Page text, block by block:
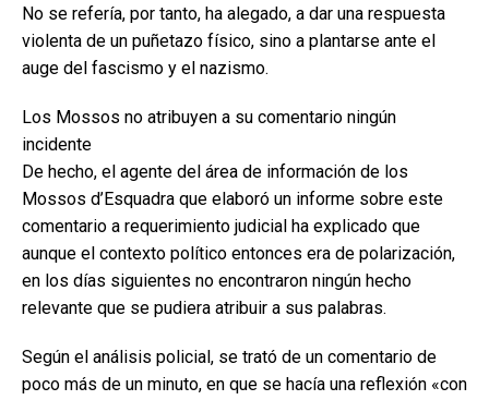
No se refería, por tanto, ha alegado, a dar una respuesta
violenta de un puñetazo físico, sino a plantarse ante el
auge del fascismo y el nazismo.
Los Mossos no atribuyen a su comentario ningún
incidente
De hecho, el agente del área de información de los
Mossos d’Esquadra que elaboró un informe sobre este
comentario a requerimiento judicial ha explicado que
aunque el contexto político entonces era de polarización,
en los días siguientes no encontraron ningún hecho
relevante que se pudiera atribuir a sus palabras.
Según el análisis policial, se trató de un comentario de
poco más de un minuto, en que se hacía una reflexión «con